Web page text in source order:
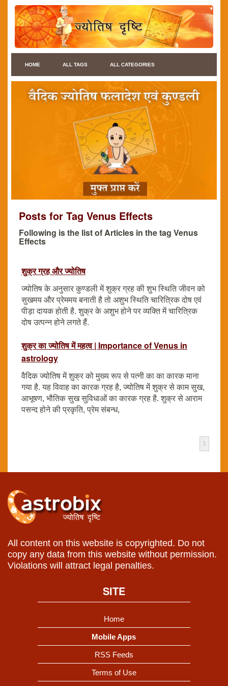
HOME ALL TAGS ALL CATEGORIES
Posts for Tag Venus Effects
Following is the list of Articles in the tag Venus
Effects
शुक्र ग्रह और ज्योतिष
ज्योतिष के अनुसार कुण्डली में शुक्र ग्रह की शुभ स्थिति जीवन को
सुखमय और प्रेममय बनाती है तो अशुभ स्थिति चारित्रिक दोष एवं
पीड़ा दायक होती है. शुक्र के अशुभ होने पर व्यक्ति में चारित्रिक
दोष उत्पन्न होने लगते हैं.
शुक्र का ज्योतिष में महत्व | Importance of Venus in
astrology
वैदिक ज्योतिष में शुक्र को मुख्य रूप से पत्नी का का कारक माना
गया है. यह विवाह का कारक ग्रह है, ज्योतिष में शुक्र से काम सुख,
आभूषण, भौतिक सुख सुविधाओं का कारक ग्रह है. शुक्र से आराम
पसन्द होने की प्रकृति, प्रेम संबन्ध,
1
All content on this website is copyrighted. Do not
copy any data from this website without permission.
Violations will attract legal penalties.
SITE
Home
Mobile Apps
RSS Feeds
Terms of Use